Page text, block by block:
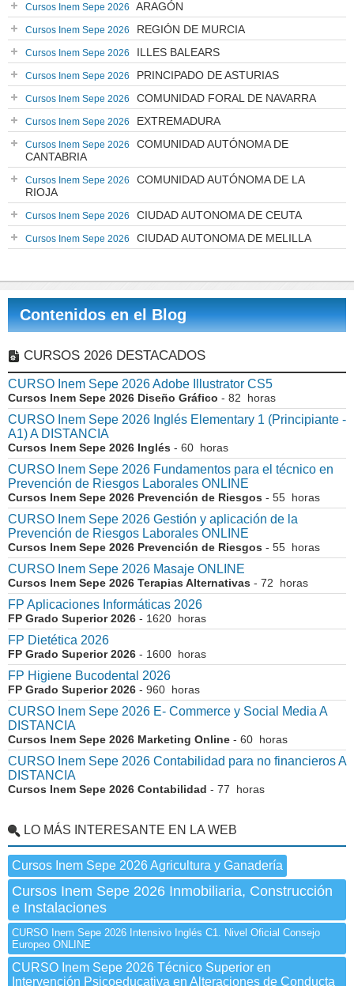
Cursos Inem Sepe 2026 ARAGÓN
Cursos Inem Sepe 2026 REGIÓN DE MURCIA
Cursos Inem Sepe 2026 ILLES BALEARS
Cursos Inem Sepe 2026 PRINCIPADO DE ASTURIAS
Cursos Inem Sepe 2026 COMUNIDAD FORAL DE NAVARRA
Cursos Inem Sepe 2026 EXTREMADURA
Cursos Inem Sepe 2026
COMUNIDAD AUTÓNOMA DE
CANTABRIA
Cursos Inem Sepe 2026
COMUNIDAD AUTÓNOMA DE LA
RIOJA
Cursos Inem Sepe 2026 CIUDAD AUTONOMA DE CEUTA
Cursos Inem Sepe 2026 CIUDAD AUTONOMA DE MELILLA
Contenidos en el Blog
CURSOS 2026 DESTACADOS
CURSO Inem Sepe 2026 Adobe Illustrator CS5
Cursos Inem Sepe 2026 Diseño Gráfico - 82 horas
CURSO Inem Sepe 2026 Inglés Elementary 1 (Principiante -
A1) A DISTANCIA
Cursos Inem Sepe 2026 Inglés - 60 horas
CURSO Inem Sepe 2026 Fundamentos para el técnico en
Prevención de Riesgos Laborales ONLINE
Cursos Inem Sepe 2026 Prevención de Riesgos - 55 horas
CURSO Inem Sepe 2026 Gestión y aplicación de la
Prevención de Riesgos Laborales ONLINE
Cursos Inem Sepe 2026 Prevención de Riesgos - 55 horas
CURSO Inem Sepe 2026 Masaje ONLINE
Cursos Inem Sepe 2026 Terapias Alternativas - 72 horas
FP Aplicaciones Informáticas 2026
FP Grado Superior 2026 - 1620 horas
FP Dietética 2026
FP Grado Superior 2026 - 1600 horas
FP Higiene Bucodental 2026
FP Grado Superior 2026 - 960 horas
CURSO Inem Sepe 2026 E- Commerce y Social Media A
DISTANCIA
Cursos Inem Sepe 2026 Marketing Online - 60 horas
CURSO Inem Sepe 2026 Contabilidad para no financieros A
DISTANCIA
Cursos Inem Sepe 2026 Contabilidad - 77 horas
LO MÁS INTERESANTE EN LA WEB
Cursos Inem Sepe 2026 Agricultura y Ganadería
Cursos Inem Sepe 2026 Inmobiliaria, Construcción
e Instalaciones
CURSO Inem Sepe 2026 Intensivo Inglés C1. Nivel Oficial Consejo
Europeo ONLINE
CURSO Inem Sepe 2026 Técnico Superior en
Intervención Psicoeducativa en Alteraciones de Conducta